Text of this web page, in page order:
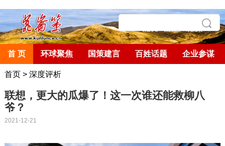
首 页 环球聚焦 国策建言 百姓话题 企业参谋
首页> 深度评析
联想，更大的瓜爆了！这一次谁还能救柳八
爷？
2021-12-21